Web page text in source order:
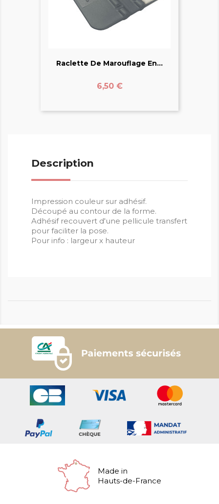
Raclette De Marouflage En...
Prix
6,50 €
Description
Impression couleur sur adhésif.
Découpé au contour de la forme.
Adhésif recouvert d'une pellicule transfert
pour faciliter la pose.
Pour info : largeur x hauteur
Made in
Hauts-de-France